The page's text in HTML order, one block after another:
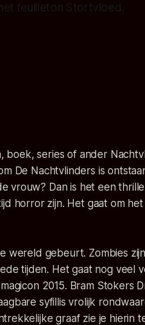
feuilleton Stortvloed.
boek, series of ander
De Nachtvlinders is
vrouw? Dan is het een
horror zijn. Het gaat om
wereld gebeurt. Zombies
tijden. Het gaat nog veel
2015. Bram Stokers
syfillis vrolijk
graaf zie je hierin